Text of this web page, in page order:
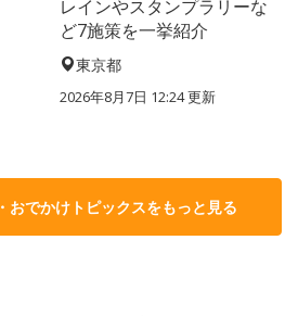
レインやスタンプラリーな
ど7施策を一挙紹介
東京都
2026年8月7日 12:24更新
おでかけトピックスをもっと見る